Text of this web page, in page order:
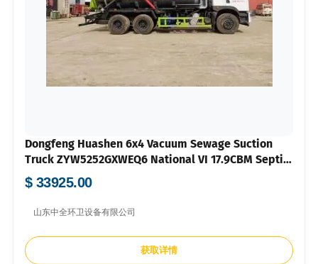
Dongfeng Huashen 6x4 Vacuum Sewage Suction
Truck ZYW5252GXWEQ6 National VI 17.9CBM Septic
Tank Truck
$ 33925.00
山东中全环卫设备有限公司
获取详情